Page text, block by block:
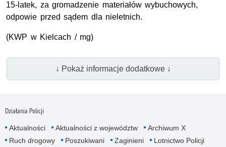
15-latek, za gromadzenie materiałów wybuchowych,
odpowie przed sądem dla nieletnich.
(KWP w Kielcach / mg)
↓ Pokaż informacje dodatkowe ↓
Działania Policji
Aktualności Aktualności z województw
Archiwum X
Ruch drogowy
Poszukiwani Zaginieni
Lotnictwo Policji